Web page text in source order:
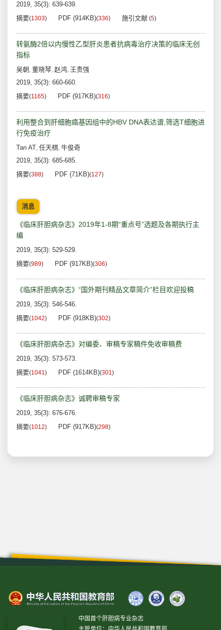
2019, 35(3): 639-639.
摘要(1303) PDF (914KB)(336) 施引文献 (5)
转氨酶2倍以内慢性乙型肝炎患者抗病毒治疗决策的临床无创
指标
吴朝 , 董晓琴, 赵鸿, 王贵强
2019, 35(3): 660-660.
摘要(1165) PDF (917KB)(316)
利用整合到肝细胞癌基因组中的HBV DNA表达谱,筛选T细胞进
行免疫治疗
Tan AT, 任天棋, 牛俊奇
2019, 35(3): 685-685.
摘要(388) PDF (71KB)(127)
消息
《临床肝胆病杂志》2019年1-8期“重点号”选题及各期执行主
编
2019, 35(3): 529-529.
摘要(989) PDF (917KB)(306)
《临床肝胆病杂志》“国外期刊精品文章简介”栏目欢迎投稿
2019, 35(3): 546-546.
摘要(1042) PDF (918KB)(302)
《临床肝胆病杂志》对编委、审稿专家稿件免收审稿费
2019, 35(3): 573-573.
摘要(1041) PDF (1614KB)(301)
《临床肝胆病杂志》诚聘审稿专家
2019, 35(3): 676-676.
摘要(1012) PDF (917KB)(298)
中国首个肝胆病专业杂志